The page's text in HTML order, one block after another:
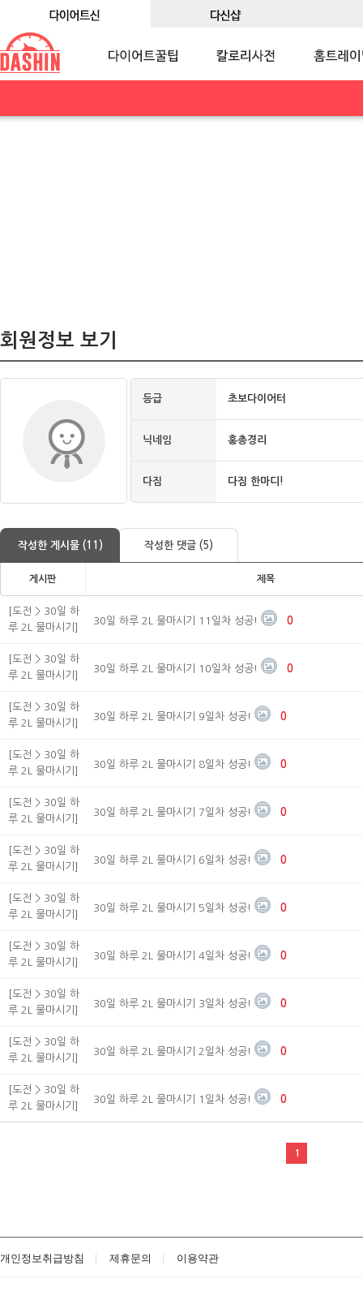
회원정보 보기
등급 초보다이어터
닉네임 홍총경리
다짐 다짐 한마디!
작성한 게시물 (11) 작성한 댓글 (5)
게시판 제목
[도전 > 30일 하
루 2L 물마시기]
30일 하루 2L 물마시기 11일차 성공! 0
[도전 > 30일 하
루 2L 물마시기]
30일 하루 2L 물마시기 10일차 성공! 0
[도전 > 30일 하
루 2L 물마시기]
30일 하루 2L 물마시기 9일차 성공! 0
[도전 > 30일 하
루 2L 물마시기]
30일 하루 2L 물마시기 8일차 성공! 0
[도전 > 30일 하
루 2L 물마시기]
30일 하루 2L 물마시기 7일차 성공! 0
[도전 > 30일 하
루 2L 물마시기]
30일 하루 2L 물마시기 6일차 성공! 0
[도전 > 30일 하
루 2L 물마시기]
30일 하루 2L 물마시기 5일차 성공! 0
[도전 > 30일 하
루 2L 물마시기]
30일 하루 2L 물마시기 4일차 성공! 0
[도전 > 30일 하
루 2L 물마시기]
30일 하루 2L 물마시기 3일차 성공! 0
[도전 > 30일 하
루 2L 물마시기]
30일 하루 2L 물마시기 2일차 성공! 0
[도전 > 30일 하
루 2L 물마시기]
30일 하루 2L 물마시기 1일차 성공! 0
1
개인정보취급방침 제휴문의 이용약관